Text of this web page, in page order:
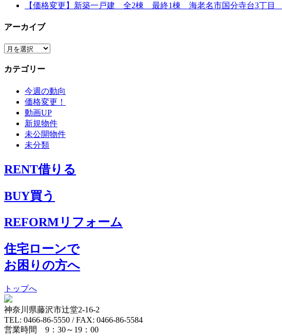
【価格変更】新築一戸建 全2棟 最終1棟 海老名市国分寺台3丁
アーカイブ
ア
カ
カテゴリー
今週の動向
価格変更！
動画UP
新規物件
未公開物件
未分類
RENT借りる
BUY買う
REFORM リフォーム
住宅ローンで
お困りの方へ
トップへ
神奈川県藤沢市辻堂2-16-2
TEL: 0466-86-5550 / FAX: 0466-86-5584
営業時間 9：30～19：00